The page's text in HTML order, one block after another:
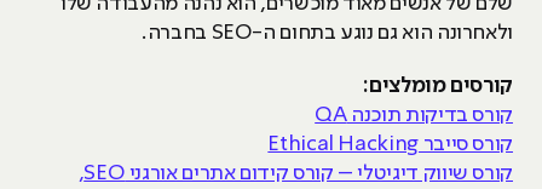
ולאחרונה הוא גם נוגע בתחום ה-SEO בחברה.
קורסים מומלצים:
קורס בדיקות תוכנה QA
קורס סייבר Ethical Hacking
קורס שיווק דיגיטלי – קורס קידום אתרים אורגני SEO,